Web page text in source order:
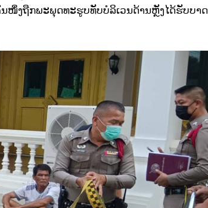
ໜຶ່ງຖືກພະພຸດທະຮູບທັບບໍລິເວນດ້ານຫຼັງໄດ້ຮັບບາດ